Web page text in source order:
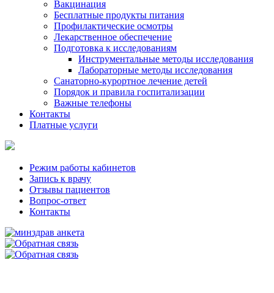
Вакцинация
Бесплатные продукты питания
Профилактические осмотры
Лекарственное обеспечение
Подготовка к исследованиям
Инструментальные методы исследования
Лабораторные методы исследования
Санаторно-курортное лечение детей
Порядок и правила госпитализации
Важные телефоны
Контакты
Платные услуги
Режим работы кабинетов
Запись к врачу
Отзывы пациентов
Вопрос-ответ
Контакты